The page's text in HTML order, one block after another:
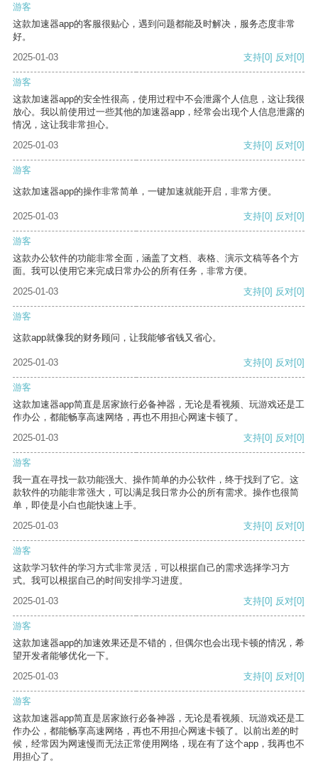
游客
这款加速器app的客服很贴心，遇到问题都能及时解决，服务态度非常
好。
2025-01-03
支持[0] 反对[0]
游客
这款加速器app的安全性很高，使用过程中不会泄露个人信息，这让我很
放心。我以前使用过一些其他的加速器app，经常会出现个人信息泄露的
情况，这让我非常担心。
2025-01-03
支持[0] 反对[0]
游客
这款加速器app的操作非常简单，一键加速就能开启，非常方便。
2025-01-03 支持[0] 反对[0]
游客
这款办公软件的功能非常全面，涵盖了文档、表格、演示文稿等各个方
面。我可以使用它来完成日常办公的所有任务，非常方便。
2025-01-03
支持[0] 反对[0]
游客
这款app就像我的财务顾问，让我能够省钱又省心。
2025-01-03 支持[0] 反对[0]
游客
这款加速器app简直是居家旅行必备神器，无论是看视频、玩游戏还是工
作办公，都能畅享高速网络，再也不用担心网速卡顿了。
2025-01-03
支持[0] 反对[0]
游客
我一直在寻找一款功能强大、操作简单的办公软件，终于找到了它。这
款软件的功能非常强大，可以满足我日常办公的所有需求。操作也很简
单，即使是小白也能快速上手。
2025-01-03
支持[0] 反对[0]
游客
这款学习软件的学习方式非常灵活，可以根据自己的需求选择学习方
式。我可以根据自己的时间安排学习进度。
2025-01-03
支持[0] 反对[0]
游客
这款加速器app的加速效果还是不错的，但偶尔也会出现卡顿的情况，希
望开发者能够优化一下。
2025-01-03
支持[0] 反对[0]
游客
这款加速器app简直是居家旅行必备神器，无论是看视频、玩游戏还是工
作办公，都能畅享高速网络，再也不用担心网速卡顿了。以前出差的时
候，经常因为网速慢而无法正常使用网络，现在有了这个app，我再也不
用担心了。